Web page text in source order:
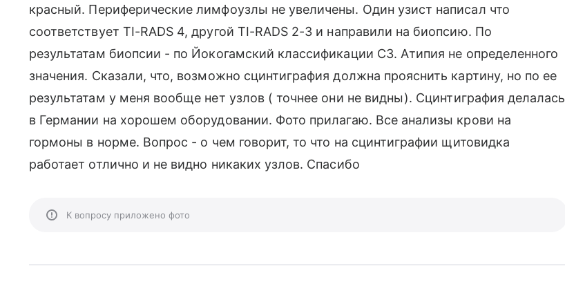
красный. Периферические лимфоузлы не увеличены. Один узист написал что
соответствует TI-RADS 4, другой TI-RADS 2-3 и направили на биопсию. По
результатам биопсии - по Йокогамский классификации С3. Атипия не определенного
значения. Сказали, что, возможно сцинтиграфия должна прояснить картину, но по ее
результатам у меня вообще нет узлов ( точнее они не видны). Сцинтиграфия делалась
в Германии на хорошем оборудовании. Фото прилагаю. Все анализы крови на
гормоны в норме. Вопрос - о чем говорит, то что на сцинтиграфии щитовидка
работает отлично и не видно никаких узлов. Спасибо
К вопросу приложено фото